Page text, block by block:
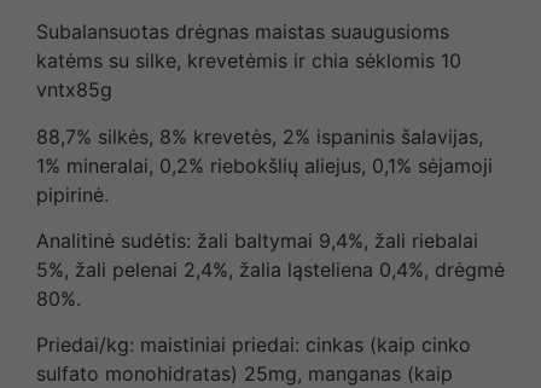
Subalansuotas drėgnas maistas suaugusioms
katėms su silke, krevetėmis ir chia sėklomis 10
vntx85g
88,7% silkės, 8% krevetės, 2% ispaninis šalavijas,
1% mineralai, 0,2% riebokšlių aliejus, 0,1% sėjamoji
pipirinė.
Analitinė sudėtis: žali baltymai 9,4%, žali riebalai
5%, žali pelenai 2,4%, žalia ląsteliena 0,4%, drėgmė
80%.
Priedai/kg: maistiniai priedai: cinkas (kaip cinko
sulfato monohidratas) 25mg, manganas (kaip